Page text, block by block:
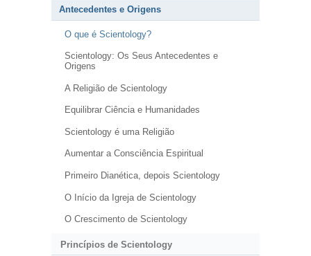
Antecedentes e Origens
O que é Scientology?
Scientology: Os Seus Antecedentes e
Origens
A Religião de Scientology
Equilibrar Ciência e Humanidades
Scientology é uma Religião
Aumentar a Consciência Espiritual
Primeiro Dianética, depois Scientology
O Início da Igreja de Scientology
O Crescimento de Scientology
Princípios de Scientology